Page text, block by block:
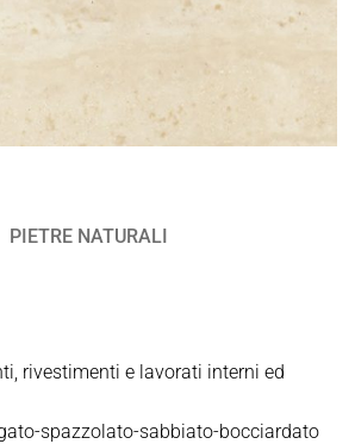
PIETRE NATURALI
rivestimenti e lavorati interni ed
spazzolato-sabbiato-bocciardato